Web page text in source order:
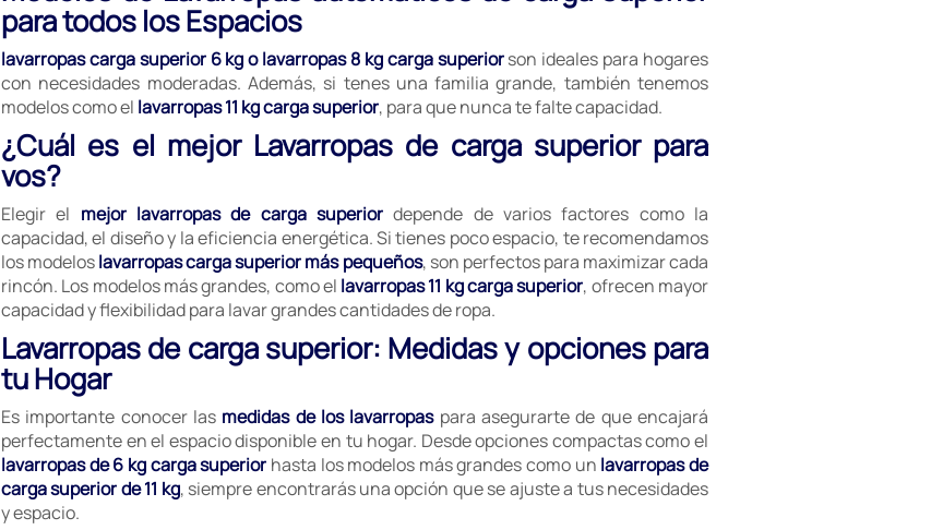
para todos los Espacios
lavarropas carga superior 6 kg o lavarropas 8 kg carga superiorson ideales para hogares
con necesidades moderadas. Además, si tenes una familia grande, también tenemos
modelos como el lavarropas 11 kg carga superior, para que nunca te falte capacidad.
¿Cuál es el mejor Lavarropas de carga superior para
vos?
Elegir el mejor lavarropas de carga superior depende de varios factores como la
capacidad, el diseño y la eficiencia energética. Si tienes poco espacio, te recomendamos
los modeloslavarropas carga superior más pequeños, son perfectos para maximizar cada
rincón. Los modelos más grandes, como el lavarropas 11 kg carga superior, ofrecen mayor
capacidad y flexibilidad para lavar grandes cantidades de ropa.
Lavarropas de carga superior: Medidas y opciones para
tu Hogar
Es importante conocer las medidas de los lavarropaspara asegurarte de que encajará
perfectamente en el espacio disponible en tu hogar. Desde opciones compactas como el
lavarropas de 6 kg carga superior hasta los modelos más grandes como un lavarropas de
carga superior de 11 kg, siempre encontrarás una opción que se ajuste a tus necesidades
y espacio.